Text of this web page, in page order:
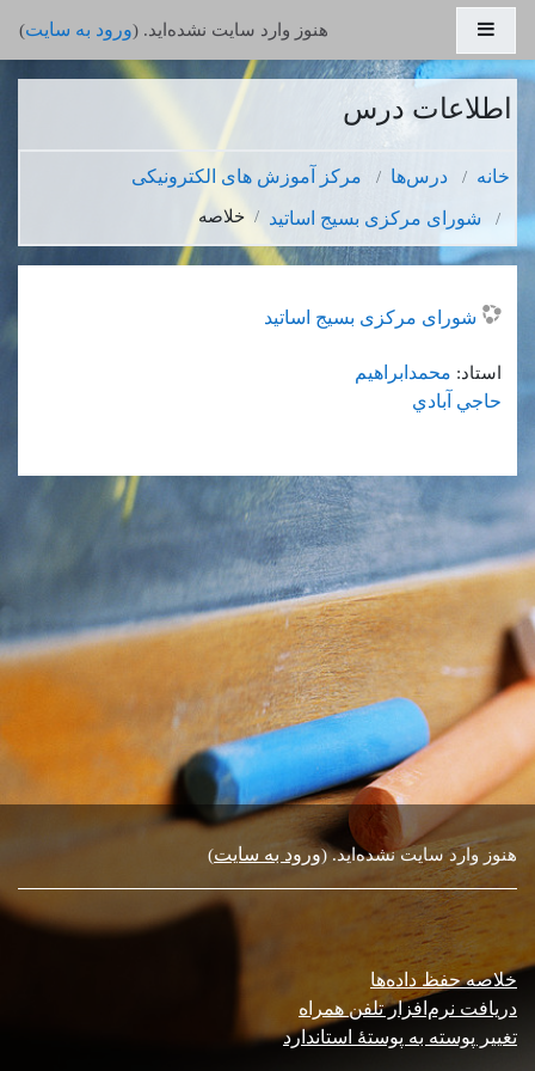
پرش به محتوای اصلی
هنوز وارد سایت نشده‌اید. (ورود به سایت)
اطلاعات درس
خانه درس‌ها مرکز آموزش های الکترونیکی
شورای مرکزی بسیج اساتید خلاصه
شورای مرکزی بسیج اساتید
استاد: محمدابراهيم
حاجي آبادي
هنوز وارد سایت نشده‌اید. (ورود به سایت)
خلاصه حفظ داده‌ها
دریافت نرم‌افزار تلفن همراه
تغییر پوسته به پوستهٔ استاندارد